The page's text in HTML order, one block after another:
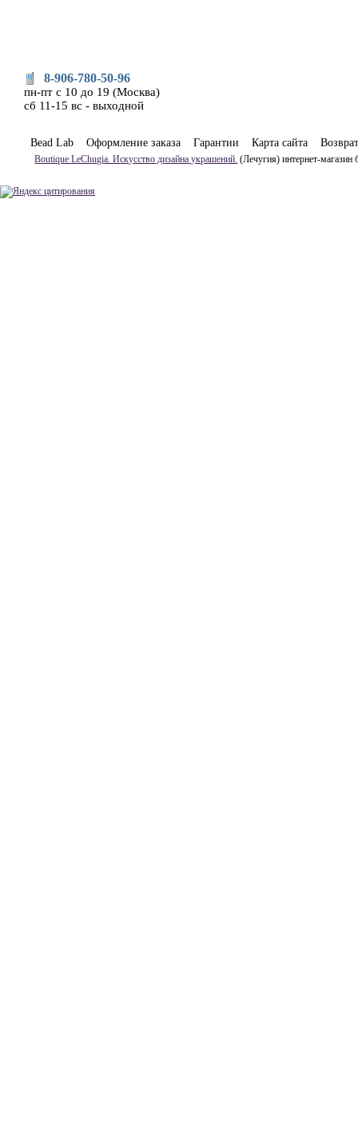
8-906-780-50-96
пн-пт с 10 до 19 (Москва)
сб 11-15 вс - выходной
Bead Lab Оформление заказа Гарантии Карта сайта Возврат
Boutique LeChugia. Искусство дизайна украшений. (Лечугия) интернет-